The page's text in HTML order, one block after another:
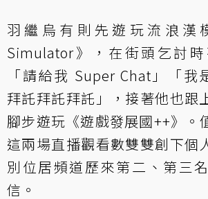
羽繼烏有則先遊玩流浪漢
Simulator》，在街頭乞討
「請給我 Super Chat」「我
拜託拜託拜託」，接著他也跟
腳步遊玩《遊戲發展國++》。
這兩場直播觀看數雙雙創下個
別位居頻道歷來第二、第三
信。